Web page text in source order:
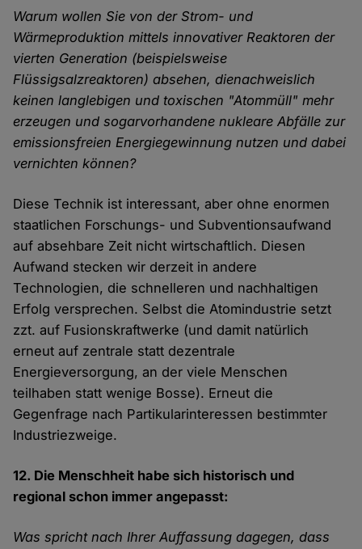
Warum wollen Sie von der Strom- und
Wärmeproduktion mittels innovativer Reaktoren der
vierten Generation (beispielsweise
Flüssigsalzreaktoren) absehen, dienachweislich
keinen langlebigen und toxischen "Atommüll" mehr
erzeugen und sogarvorhandene nukleare Abfälle zur
emissionsfreien Energiegewinnung nutzen und dabei
vernichten können?
Diese Technik ist interessant, aber ohne enormen
staatlichen Forschungs- und Subventionsaufwand
auf absehbare Zeit nicht wirtschaftlich. Diesen
Aufwand stecken wir derzeit in andere
Technologien, die schnelleren und nachhaltigen
Erfolg versprechen. Selbst die Atomindustrie setzt
zzt. auf Fusionskraftwerke (und damit natürlich
erneut auf zentrale statt dezentrale
Energieversorgung, an der viele Menschen
teilhaben statt wenige Bosse). Erneut die
Gegenfrage nach Partikularinteressen bestimmter
Industriezweige.
12. Die Menschheit habe sich historisch und
regional schon immer angepasst:
Was spricht nach Ihrer Auffassung dagegen, dass